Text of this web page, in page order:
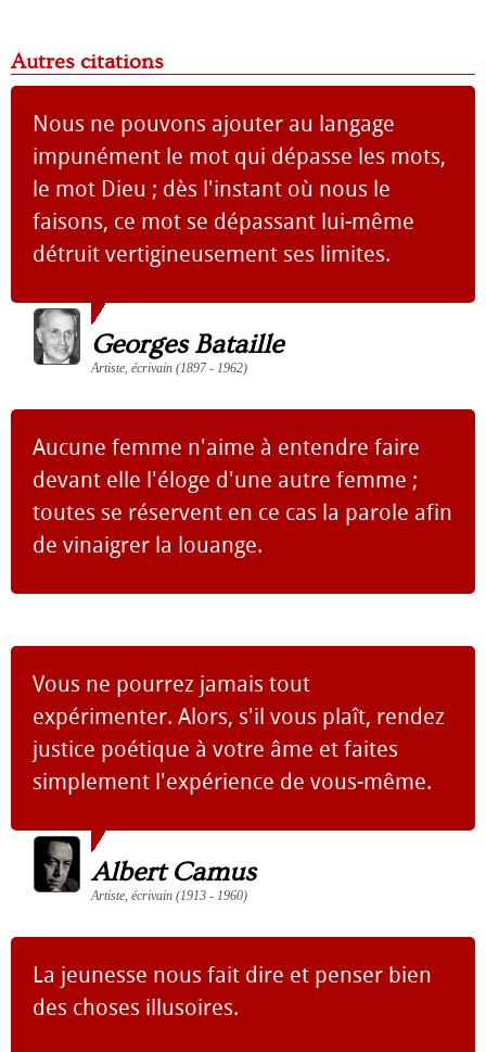
Autres citations
Nous ne pouvons ajouter au langage
impunément le mot qui dépasse les mots,
le mot Dieu ; dès l'instant où nous le
faisons, ce mot se dépassant lui-même
détruit vertigineusement ses limites.
Georges Bataille
Artiste, écrivain (1897 - 1962)
Aucune femme n'aime à entendre faire
devant elle l'éloge d'une autre femme ;
toutes se réservent en ce cas la parole afin
de vinaigrer la louange.
Vous ne pourrez jamais tout
expérimenter. Alors, s'il vous plaît, rendez
justice poétique à votre âme et faites
simplement l'expérience de vous-même.
Albert Camus
Artiste, écrivain (1913 - 1960)
La jeunesse nous fait dire et penser bien
des choses illusoires.